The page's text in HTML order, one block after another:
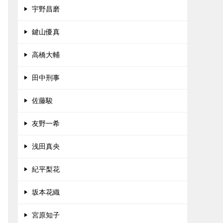
宇野昌磨
鍵山優真
高橋大輔
田中刑事
佐藤駿
友野一希
浅田真央
紀平梨花
坂本花織
宮原知子